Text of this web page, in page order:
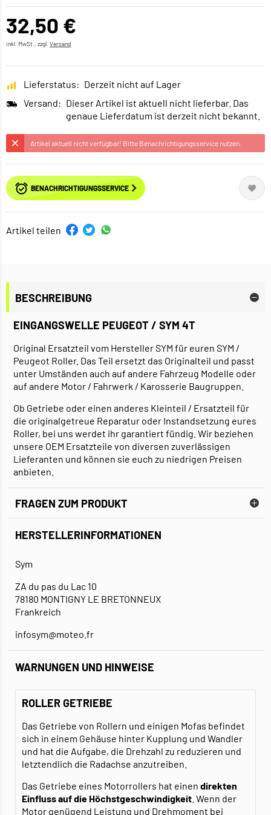
32,50 €
inkl. MwSt., zzgl. Versand
Lieferstatus: Derzeit nicht auf Lager
Versand: Dieser Artikel ist aktuell nicht lieferbar. Das
genaue Lieferdatum ist derzeit nicht bekannt.
Artikel aktuell nicht verfügbar! Bitte Benachrichtigungsservice nutzen.
BENACHRICHTIGUNGSSERVICE
Artikel teilen
BESCHREIBUNG
EINGANGSWELLE PEUGEOT / SYM 4T
Original Ersatzteil vom Hersteller SYM für euren SYM /
Peugeot Roller. Das Teil ersetzt das Originalteil und passt
unter Umständen auch auf andere Fahrzeug Modelle oder
auf andere Motor / Fahrwerk / Karosserie Baugruppen.
Ob Getriebe oder einen anderes Kleinteil / Ersatzteil für
die originalgetreue Reparatur oder Instandsetzung eures
Roller, bei uns werdet ihr garantiert fündig. Wir beziehen
unsere OEM Ersatzteile von diversen zuverlässigen
Lieferanten und können sie euch zu niedrigen Preisen
anbieten.
FRAGEN ZUM PRODUKT
HERSTELLERINFORMATIONEN
Sym
ZA du pas du Lac 10
78180 MONTIGNY LE BRETONNEUX
Frankreich
infosym@moteo.fr
WARNUNGEN UND HINWEISE
ROLLER GETRIEBE
Das Getriebe von Rollern und einigen Mofas befindet
sich in einem Gehäuse hinter Kupplung und Wandler
und hat die Aufgabe, die Drehzahl zu reduzieren und
letztendlich die Radachse anzutreiben.
Das Getriebe eines Motorrollers hat einen direkten
Einfluss auf die Höchstgeschwindigkeit . Wenn der
Motor genügend Leistung und Drehmoment bei